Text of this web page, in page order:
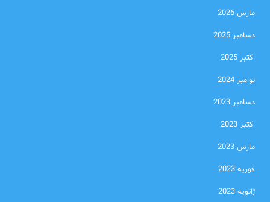
مارس 2026
دسامبر 2025
اکتبر 2025
نوامبر 2024
دسامبر 2023
اکتبر 2023
مارس 2023
فوریه 2023
ژانویه 2023